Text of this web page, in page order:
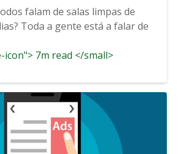
falam de salas limpas de
Toda a gente está a falar de
icon"> 7m read </small>